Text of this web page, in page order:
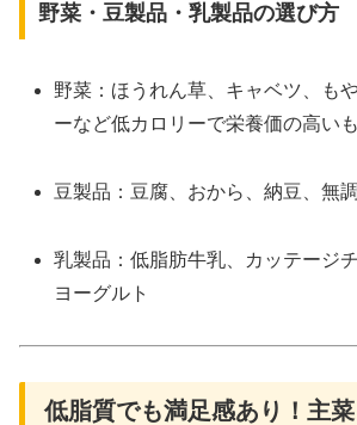
野菜・豆製品・乳製品の選び方
野菜：ほうれん草、キャベツ、も
ーなど低カロリーで栄養価の高い
豆製品：豆腐、おから、納豆、無
乳製品：低脂肪牛乳、カッテージ
ヨーグルト
低脂質でも満足感あり！主